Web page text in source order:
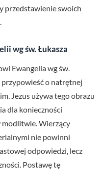
przedstawienie swoich
wg św. Łukasza
Ewangelia wg św.
przypowieść o natrętnej
Jezus używa tego obrazu
dla konieczności
modlitwie. Wierzący
nie powinni
odpowiedzi, lecz
Postawę tę